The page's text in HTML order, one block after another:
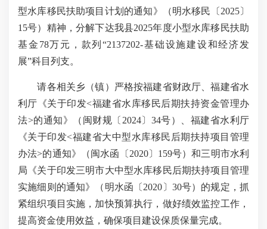
型水库移民扶助项目计划的通知》（明水移民〔 2025〕
15号）精神，分解下达我县2025年度小型水库移民扶助
基金 78万元，款列“2137202-基础设施建设和经济发
展”科目列支。
请各相关乡（镇）严格按福建省财政厅、福建省水
利厅《关于印发<福建省水库移民后期扶持资金管理办
法>的通知》（闽财规〔 2024〕 34号）、福建省水利厅
《关于印发<福建省大中型水库移民后期扶持项目管理
办法>的通知》（闽水函〔 2020〕 159号）和三明市水利
局《关于印发三明市大中型水库移民后期扶持项目管理
实施细则的通知》（明水函〔 2020 〕 30号）的规定，抓
紧组织项目实施，加快预算执行，做好绩效监控工作，
提高资金使用效益，确保项目建设保质保量完成。